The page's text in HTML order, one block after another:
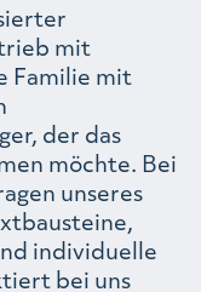
mit
Familie mit
der das
möchte. Bei
unseres
individuelle
bei uns